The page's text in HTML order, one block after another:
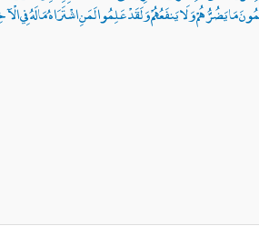
يَضُرُّهُمْ وَلَا يَنفَعُهُمْ وَلَقَدْ عَلِمُوا لَمَنِ اشْتَرَاهُ مَا لَهُ فِي